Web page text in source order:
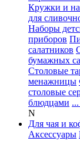
Кружки и
для
Наборы
приборов
салатников
бумажных
Столовые
менажницы
столовые
блюдцами
N
Для чая и
Аксессуары